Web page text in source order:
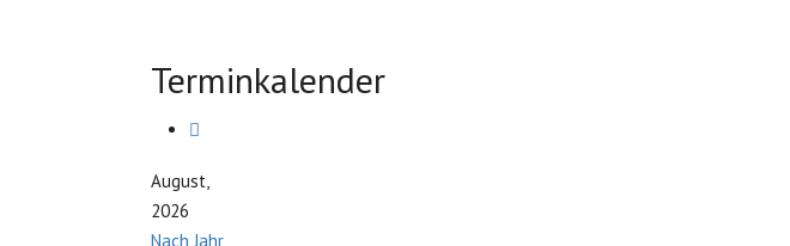
Terminkalender
August,
2026
Nach Jahr